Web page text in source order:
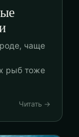
чаще
рыб тоже
Читать →